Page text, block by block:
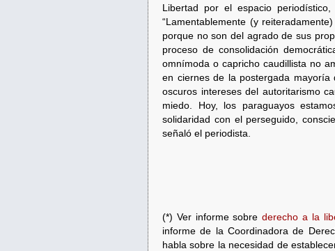
Libertad por el espacio
“Lamentablemente (y
porque no son del agrado de sus
proceso de consolidación
omnímoda o capricho caudillista no
en ciernes de la postergada
oscuros intereses del autoritarismo
miedo. Hoy, los paraguayos
solidaridad con el perseguido,
señaló el periodista.
(*) Ver informe sobrederecho a la
informe de la Coordinadora de
habla sobre la necesidad de